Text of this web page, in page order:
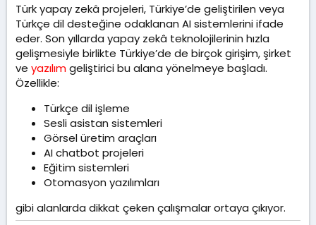
Türk yapay zekâ projeleri, Türkiye’de geliştirilen veya
Türkçe dil desteğine odaklanan AI sistemlerini ifade
eder. Son yıllarda yapay zekâ teknolojilerinin hızla
gelişmesiyle birlikte Türkiye’de de birçok girişim, şirket
ve yazılımgeliştirici bu alana yönelmeye başladı.
Özellikle:
Türkçe dil işleme
Sesli asistan sistemleri
Görsel üretim araçları
AI chatbot projeleri
Eğitim sistemleri
Otomasyon yazılımları
gibi alanlarda dikkat çeken çalışmalar ortaya çıkıyor.